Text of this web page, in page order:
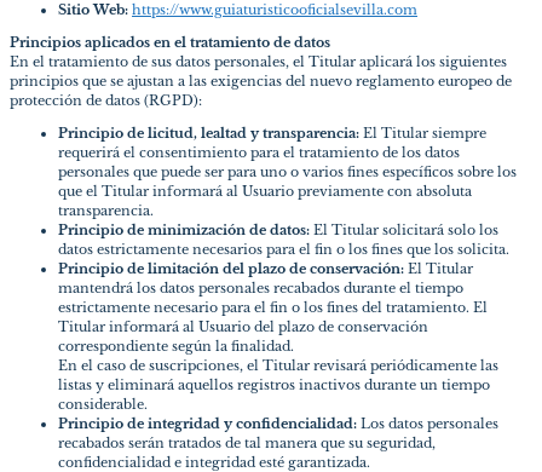
Sitio Web: https://www.guiaturisticooficialsevilla.com
Principios aplicados en el tratamiento de datos
En el tratamiento de sus datos personales, el Titular aplicará los siguientes
principios que se ajustan a las exigencias del nuevo reglamento europeo de
protección de datos (RGPD):
Principio de licitud, lealtad y transparencia: El Titular siempre
requerirá el consentimiento para el tratamiento de los datos
personales que puede ser para uno o varios fines específicos sobre los
que el Titular informará al Usuario previamente con absoluta
transparencia.
Principio de minimización de datos: El Titular solicitará solo los
datos estrictamente necesarios para el fin o los fines que los solicita.
Principio de limitación del plazo de conservación: El Titular
mantendrá los datos personales recabados durante el tiempo
estrictamente necesario para el fin o los fines del tratamiento. El
Titular informará al Usuario del plazo de conservación
correspondiente según la finalidad.
En el caso de suscripciones, el Titular revisará periódicamente las
listas y eliminará aquellos registros inactivos durante un tiempo
considerable.
Principio de integridad y confidencialidad: Los datos personales
recabados serán tratados de tal manera que su seguridad,
confidencialidad e integridad esté garantizada.